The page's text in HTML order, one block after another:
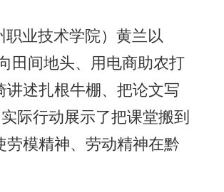
业技术学院）黄兰以
田间地头、用电商助农打
述扎根牛棚、把论文写
际行动展示了把课堂搬到
模精神、劳动精神在黔